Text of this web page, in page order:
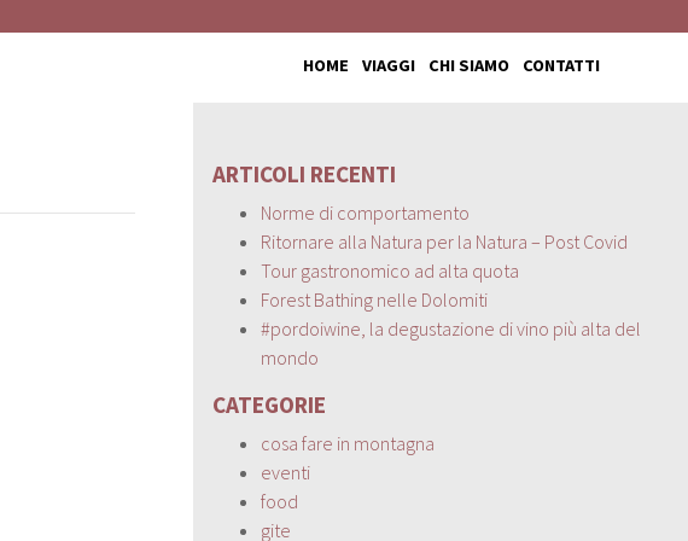
HOME VIAGGI CHI SIAMO CONTATTI
ARTICOLI RECENTI
Norme di comportamento
Ritornare alla Natura per la Natura – Post Covid
Tour gastronomico ad alta quota
Forest Bathing nelle Dolomiti
#pordoiwine, la degustazione di vino più alta del
mondo
CATEGORIE
cosa fare in montagna
eventi
food
gite